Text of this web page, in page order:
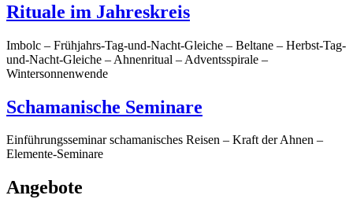
Rituale im Jahreskreis
Imbolc – Frühjahrs-Tag-und-Nacht-Gleiche – Beltane – Herbst-Tag-
und-Nacht-Gleiche – Ahnenritual – Adventsspirale –
Wintersonnenwende
Schamanische Seminare
Einführungsseminar schamanisches Reisen – Kraft der Ahnen –
Elemente-Seminare
Angebote